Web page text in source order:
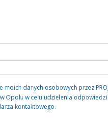
danych osobowych przez
Opolu w celu udzielenia
kontaktowego.